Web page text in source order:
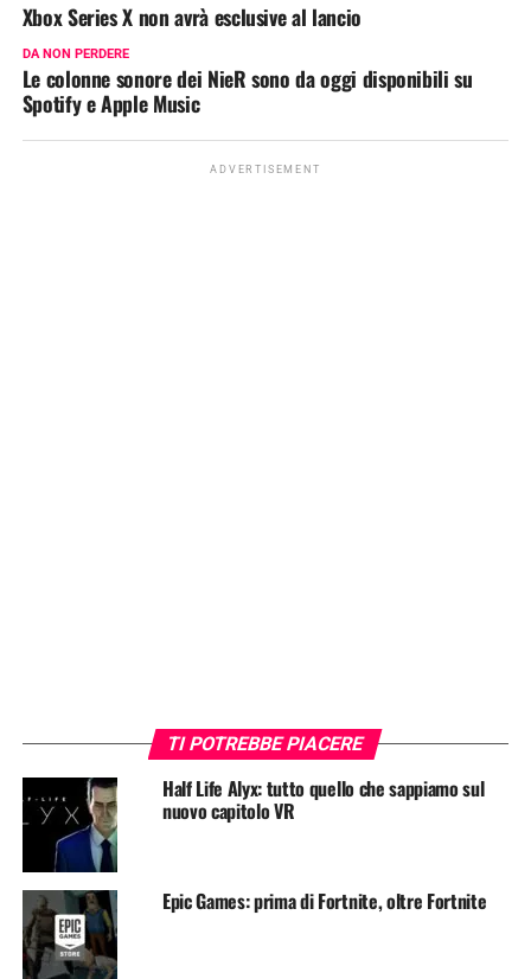
Xbox Series X non avrà esclusive al lancio
DA NON PERDERE
Le colonne sonore dei NieR sono da oggi disponibili su
Spotify e Apple Music
ADVERTISEMENT
TI POTREBBE PIACERE
Half Life Alyx: tutto quello che sappiamo sul
nuovo capitolo VR
Epic Games: prima di Fortnite, oltre Fortnite